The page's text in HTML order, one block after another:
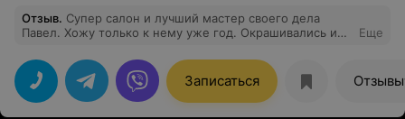
Отзыв. Супер салон и лучший мастер своего дела
Павел. Хожу только к нему уже год. Окрашивались и
работу после окрашивания хной! Пашу с уверенностью
можно назвать парикмахер стилист, который сделает
так как красиво, а не только как хочется. Доверяю и
советую идти именно к нему!
Еще
Записаться Отзывы